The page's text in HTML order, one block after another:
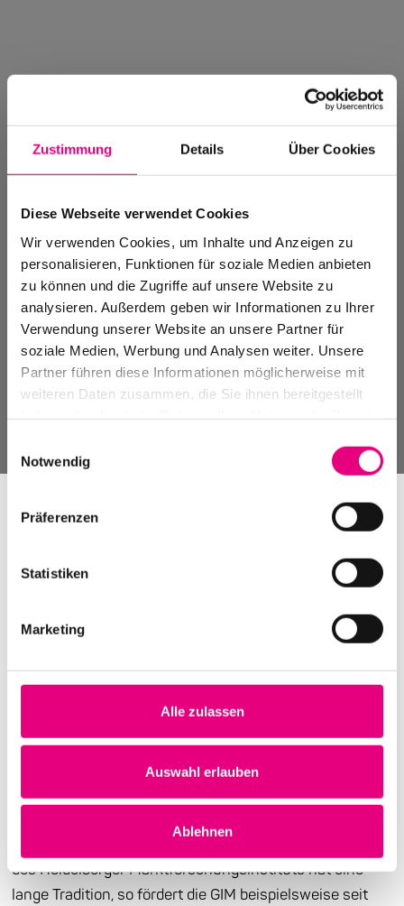
Zustimmung Details Über Cookies
Diese Webseite verwendet Cookies
Wir verwenden Cookies, um Inhalte und Anzeigen zu
personalisieren, Funktionen für soziale Medien anbieten
zu können und die Zugriffe auf unsere Website zu
analysieren. Außerdem geben wir Informationen zu Ihrer
Verwendung unserer Website an unsere Partner für
soziale Medien, Werbung und Analysen weiter. Unsere
Partner führen diese Informationen möglicherweise mit
weiteren Daten zusammen, die Sie ihnen bereitgestellt
Notwendig
Präferenzen
Statistiken
Marketing
Alle zulassen
Auswahl erlauben
Ablehnen
Die Gesellschaft für Innovative Marktforschung (GIM)
zählt zu den zehn größten deutschen
Ländern. Seit ihrer Gründung 1987 ist die GIM
inhabergeführt und hat aktuell über 180
MitarbeiterInnen an sieben Standorten.
des Heidelberger Marktforschungsinstituts hat eine
lange Tradition, so fördert die GIM beispielsweise seit